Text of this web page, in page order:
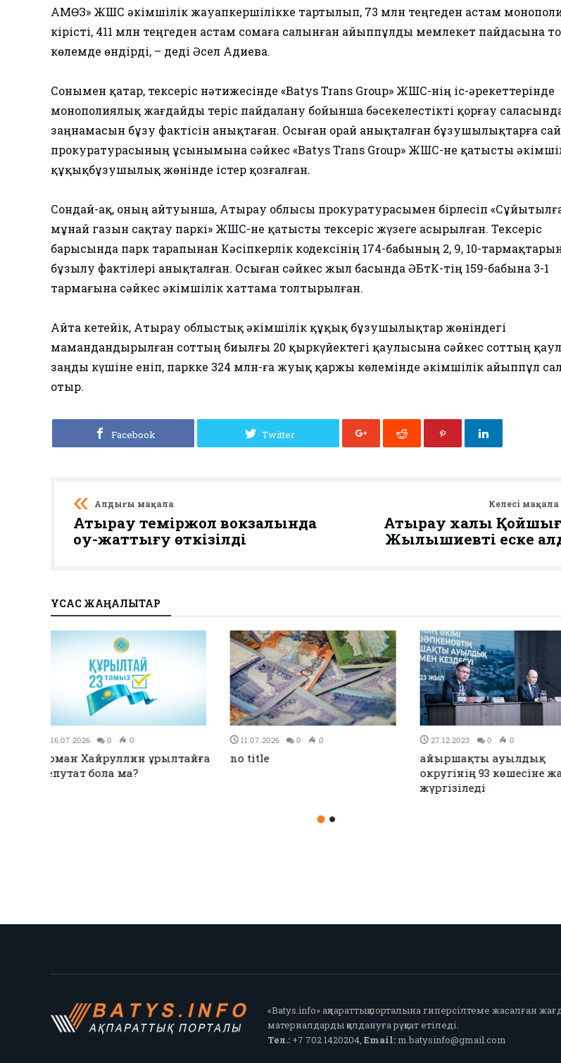
АМӨЗ» ЖШС әкімшілік жауапкершілікке тартылып, 73 млн теңгеден астам
кірісті, 411 млн теңгеден астам сомаға салынған айыппұлды мемлекет пайдасына
көлемде өндірді, – деді Әсел Адиева.
Сонымен қатар, тексеріс нәтижесінде «Batys Trans Group» ЖШС-нің іс-әрекеттерінде
монополиялық жағдайды теріс пайдалану бойынша бәсекелестікті қорғау
заңнамасын бұзу фактісін анықтаған. Осыған орай анықталған бұзушылықтарға сай
прокуратурасының ұсынымына сәйкес «Batys Trans Group» ЖШС-не қатысты
құқықбұзушылық жөнінде істер қозғалған.
Сондай-ақ, оның айтуынша, Атырау облысы прокуратурасымен бірлесіп
мұнай газын сақтау паркі» ЖШС-не қатысты тексеріс жүзеге асырылған. Тексеріс
барысында парк тарапынан Кәсіпкерлік кодексінің 174-бабының 2, 9, 10-
бұзылу фактілері анықталған. Осыған сәйкес жыл басында ӘҚБтК-тің 159-бабына 3-1
тармағына сәйкес әкімшілік хаттама толтырылған.
Айта кетейік, Атырау облыстық әкімшілік құқық бұзушылықтар жөніндегі
мамандандырылған соттың биылғы 20 қыркүйектегі қаулысына сәйкес соттың
заңды күшіне еніп, паркке 324 млн-ға жуық қаржы көлемінде әкімшілік айыппұл
отыр.
Facebook Twitter
Алдыңғы мақала
Атырау теміржол вокзалында
оқу-жаттығу өткізілді
Келесі мақала
Атырау халқы
Жылқышиевті еске
ҰҚСАС ЖАҢАЛЫҚТАР
27.12.2023 0
Қызылқоғада әлем және Азия
чемпиондары марапатталды
26.12.2023 0
ЕЭО одағы мен Иран келісімге
26.12.2023 0
Аудандық
сессиясы өтті
«Batys.info» ақпараттық порталына гиперсілтеме жасалған
материалдарды қолдануға рұқсат етіледі.
Тел.:+7 702 1420204, Email:m.batysinfo@gmail.com